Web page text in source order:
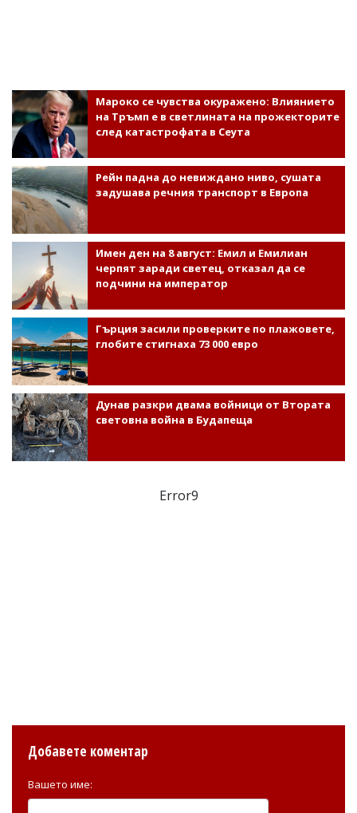
Мароко се чувства окуражено: Влиянието
на Тръмп е в светлината на прожекторите
след катастрофата в Сеута
Рейн падна до невиждано ниво, сушата
задушава речния транспорт в Европа
Имен ден на 8 август: Емил и Емилиан
черпят заради светец, отказал да се
подчини на император
Гърция засили проверките по плажовете,
глобите стигнаха 73 000 евро
Дунав разкри двама войници от Втората
световна война в Будапеща
Error9
Добавете коментар
Вашето име: